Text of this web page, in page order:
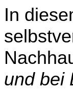
In
und bei